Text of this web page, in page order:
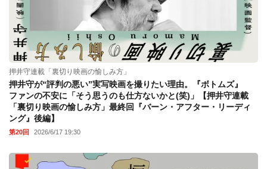
押井守連載「裏切り映画の愉しみ方」
押井守が“評判の悪い”実写映画を撮りたい理由。『ボトムズ』
ファンの不安に「そう思うのも仕方ないかと(笑)」【押井守連載
「裏切り映画の愉しみ方」最終回『バーン・アフター・リーディ
ング』後編】
第20回 2026/6/17 19:30